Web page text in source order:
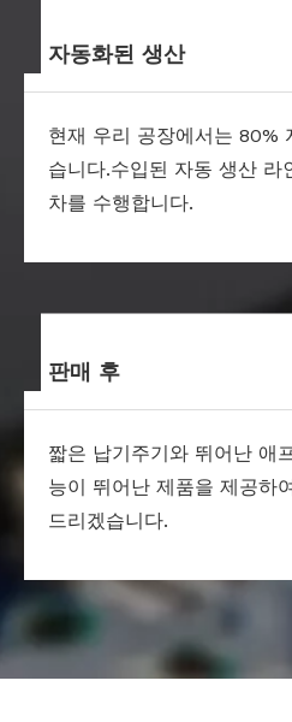
자동화된 생산
현재 우리 공장에서는 80%
습니다.수입된 자동 생산 라
차를 수행합니다.
판매 후
짧은 납기주기와 뛰어난 애
능이 뛰어난 제품을 제공하
드리겠습니다.